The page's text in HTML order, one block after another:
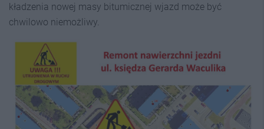
kładzenia nowej masy bitumicznej wjazd może być
chwilowo niemożliwy.